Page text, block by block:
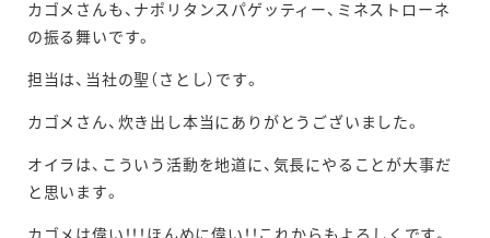
カゴメさんも、ナポリタンスパゲッティー、ミネストローネ
の振る舞いです。
担当は、当社の聖（さとし）です。
カゴメさん、炊き出し本当にありがとうございました。
オイラは、こういう活動を地道に、気長にやることが大事だ
と思います。